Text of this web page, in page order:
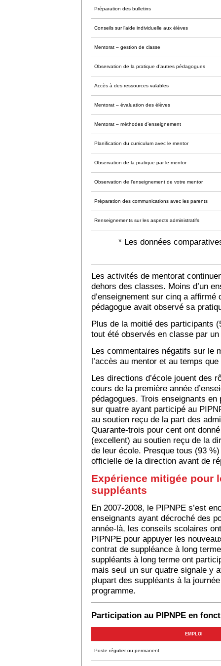
Préparation des bulletins
Conseils sur l’aide individuelle aux élèves
Mentorat – gestion de classe
Observation de la pratique d’autres pédagogues
Accès à des ressources valables
Mentorat – évaluation des élèves
Mentorat – méthodes d’enseignement
Planification du curriculum avec le mentor
Observation de la pratique par le mentor
Observation de l’enseignement de votre mentor
Préparation des communications avec les parents
Renseignements sur les aspects administratifs
* Les données
Les activités de mentorat
dehors des classes. Moins d’un
d’enseignement sur cinq a affirmé
pédagogue avait observé sa
Plus de la moitié des participants
tout été observés en classe par
Les commentaires négatifs sur le
l’accès au mentor et au temps
Les directions d’école jouent des
cours de la première année
pédagogues. Trois enseignants en
sur quatre ayant participé au
au soutien reçu de la part des
Quarante-trois pour cent ont
(excellent) au soutien reçu de la
de leur école. Presque tous (93
officielle de la direction avant de
Expérience mitigée pour
suppléants
En 2007-2008, le PIPNPE s’est
enseignants ayant décroché des
année-là, les conseils scolaires
PIPNPE pour appuyer les
contrat de suppléance à long
suppléants à long terme ont
mais seul un sur quatre signale y
plupart des suppléants à la
programme.
Participation au PIPNPE en
EMPLOI
Poste régulier ou permanent